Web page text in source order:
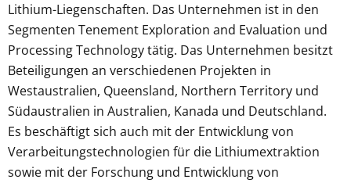
Lithium-Liegenschaften. Das Unternehmen ist in den
Segmenten Tenement Exploration and Evaluation und
Processing Technology tätig. Das Unternehmen besitzt
Beteiligungen an verschiedenen Projekten in
Westaustralien, Queensland, Northern Territory und
Südaustralien in Australien, Kanada und Deutschland.
Es beschäftigt sich auch mit der Entwicklung von
Verarbeitungstechnologien für die Lithiumextraktion
sowie mit der Forschung und Entwicklung von